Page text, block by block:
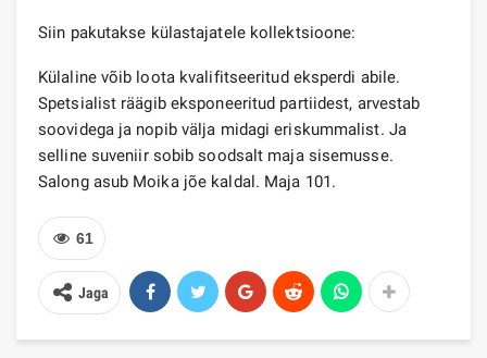
Siin pakutakse külastajatele kollektsioone:
Külaline võib loota kvalifitseeritud eksperdi abile.
Spetsialist räägib eksponeeritud partiidest, arvestab
soovidega ja nopib välja midagi eriskummalist. Ja
selline suveniir sobib soodsalt maja sisemusse.
Salong asub Moika jõe kaldal. Maja 101.
61
Jaga